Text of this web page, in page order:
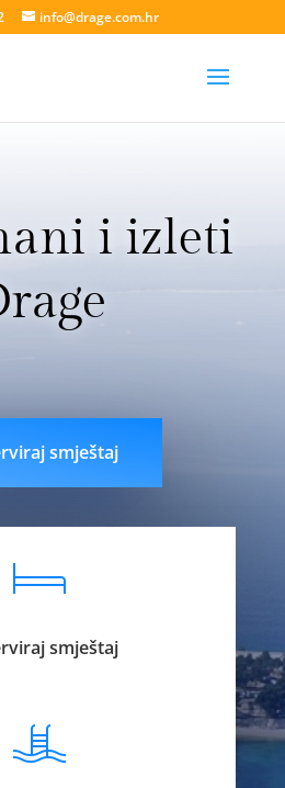
info@drage.com.hr
i izleti
smještaj
smještaj